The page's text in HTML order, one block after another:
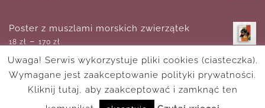
Poster z muszlami morskich zwierzątek
18 zł – 170 zł
Obraz pejzaż z kapliczką
zł–750zł
Uwaga! Serwis wykorzystuje pliki cookies (ciasteczka).
Wymagane jest zaakceptowanie polityki prywatności.
Kliknij tutaj, aby zaakceptować i zamknąć ten